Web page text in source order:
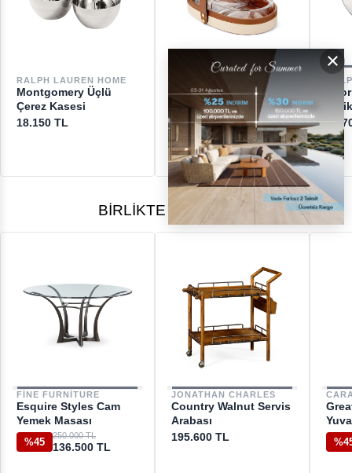
GERİ ÖDEMELER
DESTEK
[email protected]
RALPH LAUREN HOME
Montgomery Üçlü
Çerez Kasesi
18.150 TL
RALPH LAUREN HOME
Garrett İkili Çerez
Kasesi
16.800 TL
BIRLIKTE ALINANLAR
FINE FURNITURE
Esquire Styles Cam
Yemek Masası
%45
250.000 TL
136.500 TL
JONATHAN CHARLES
Country Walnut Servis
Arabası
195.600 TL
×